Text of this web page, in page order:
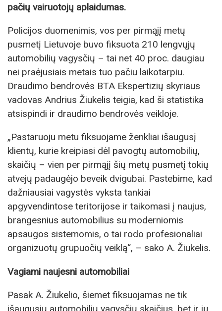
pačių vairuotojų aplaidumas.
Policijos duomenimis, vos per pirmąjį metų
pusmetį Lietuvoje buvo fiksuota 210 lengvųjų
automobilių vagysčių – tai net 40 proc. daugiau
nei praėjusiais metais tuo pačiu laikotarpiu.
Draudimo bendrovės BTA Ekspertizių skyriaus
vadovas Andrius Žiukelis teigia, kad ši statistika
atsispindi ir draudimo bendrovės veikloje.
„Pastaruoju metu fiksuojame ženkliai išaugusį
klientų, kurie kreipiasi dėl pavogtų automobilių,
skaičių – vien per pirmąjį šių metų pusmetį tokių
atvejų padaugėjo beveik dvigubai. Pastebime, kad
dažniausiai vagystės vyksta tankiai
apgyvendintose teritorijose ir taikomasi į naujus,
brangesnius automobilius su moderniomis
apsaugos sistemomis, o tai rodo profesionaliai
organizuotų grupuočių veiklą“, – sako A. Žiukelis.
Vagiami naujesni automobiliai
Pasak A. Žiukelio, šiemet fiksuojamas ne tik
išaugusių automobilių vagysčių skaičius, bet ir jų